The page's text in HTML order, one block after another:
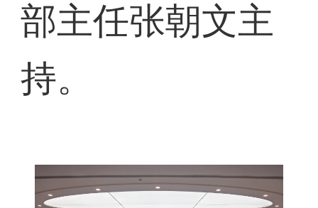
部主任张朝文主
持。